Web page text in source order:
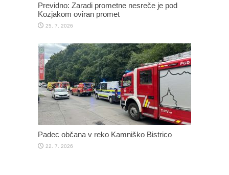
Previdno: Zaradi prometne nesreče je pod
Kozjakom oviran promet
25. 7. 2026
Padec občana v reko Kamniško Bistrico
22. 7. 2026